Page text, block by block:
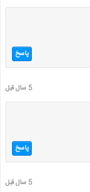
پاسخ
5 سال قبل
پاسخ
5 سال قبل